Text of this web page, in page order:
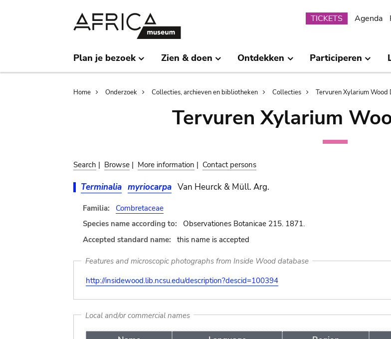
Submenu
TICKETS Agenda
Plan je bezoek Zien & doen Ontdekken Participeren
Breadcrumb
Home Onderzoek Collecties, archieven en bibliotheken Collecties Tervuren Xylarium Wood
Tervuren Xylarium
Search | Browse | More information | Contact persons
Terminalia myriocarpa Van Heurck & Müll. Arg.
Familia:
Combretaceae
Species name according to:
Observationes Botanicae 215. 1871.
Accepted standard name:
this name is accepted
Features and microscopic photographs from Inside Wood database
http://insidewood.lib.ncsu.edu/description?descid=100394
Local and/or commercial names